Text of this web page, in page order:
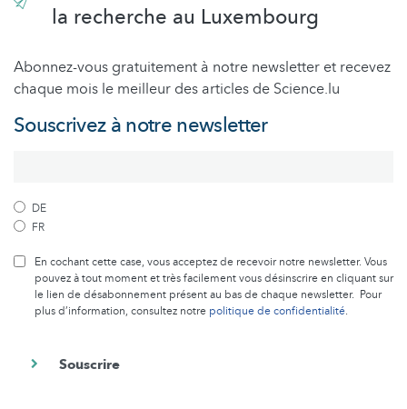
la recherche au Luxembourg
Abonnez-vous gratuitement à notre newsletter et recevez
chaque mois le meilleur des articles de Science.lu
Souscrivez à notre newsletter
DE
FR
En cochant cette case, vous acceptez de recevoir notre newsletter. Vous
pouvez à tout moment et très facilement vous désinscrire en cliquant sur
le lien de désabonnement présent au bas de chaque newsletter. Pour
plus d’information, consultez notre politique de confidentialité.